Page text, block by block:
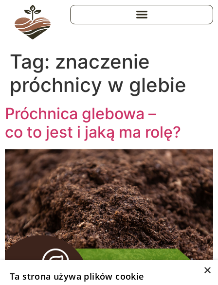
Tag: znaczenie
próchnicy w glebie
Próchnica glebowa –
co to jest i jaką ma rolę?
×
Ta strona używa plików cookie